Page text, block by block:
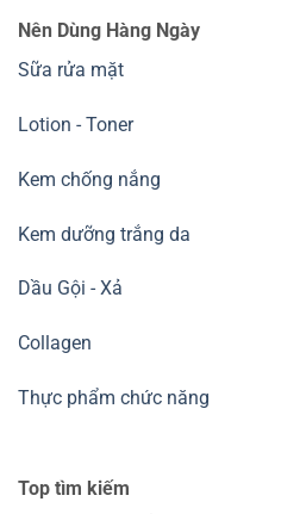
Nên Dùng Hàng Ngày
Sữa rửa mặt
Lotion - Toner
Kem chống nắng
Kem dưỡng trắng da
Dầu Gội - Xả
Collagen
Thực phẩm chức năng
Top tìm kiếm